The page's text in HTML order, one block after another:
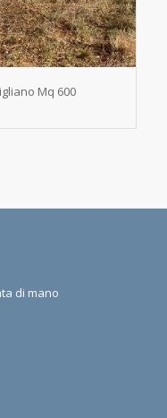
Mq 600
di mano